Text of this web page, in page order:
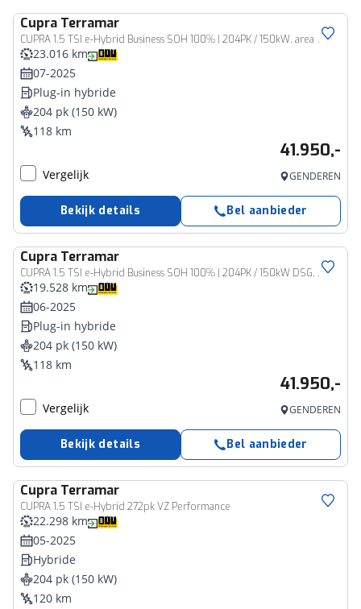
Cupra Terramar
CUPRA 1.5 TSI e-Hybrid Business SOH 100% | 204PK / 150kW, area view elektrische stoelverstelling met geheugen head up display LED Matrix digital drive pure performance pack trekhaak voorbereiding interieur pakket II 18" LMV met 4 seizoenen banden EDGE pakket intelligent drive pakket privacy glas elektrische achterklep met voetbediening stoelverwarming lederen multifunctioneel verwarmbaar stuurwiel adaptief onderstel key less advanced spiegel pakket klasse III alarm park assist ACC
23.016 km
07-2025
Plug-in hybride
204 pk (150 kW)
118 km
41.950,-
Vergelijk GENDEREN
Bekijk details Bel aanbieder
Cupra Terramar
CUPRA 1.5 TSI e-Hybrid Business SOH 100% | 204PK / 150kW DSG, Rondomzichtcamera (area view), elektrische verstelbare voorstoelen met geheugen, head-up display, digital drive pure performance pack, trekhaak voorbereiding, interieur pakket II, 18" LMV met 4 seizoenenbanden, EDGE pakket, intelligent drive pakket, privacy glas, elektrische achterklep met voetbediening, verwarmbare voorstoelen, verwarmbaar multifunctioneel lederen stuurwiel adaptief onderstel (DCC), keyless advanced, elektrisch verstel-, verwarm- en inklapbare buitenspiegels, alarm klasse III, parkeerassistent (Park Assist), adaptieve cruise control (ACC), Apple Carplay & Android Auto, DAB+ etc.
19.528 km
06-2025
Plug-in hybride
204 pk (150 kW)
118 km
41.950,-
Vergelijk GENDEREN
Bekijk details Bel aanbieder
Cupra Terramar
CUPRA 1.5 TSI e-Hybrid 272pk VZ Performance
22.298 km
05-2025
Hybride
204 pk (150 kW)
120 km